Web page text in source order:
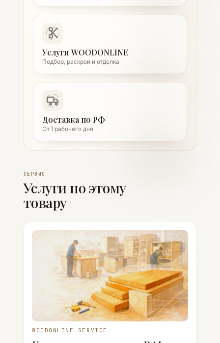
Услуги WOODONLINE
Подбор, раскрой и отделка
Доставка по РФ
От 1 рабочего дня
СЕРВИС
Услуги по этому
товару
WOODONLINE SERVICE